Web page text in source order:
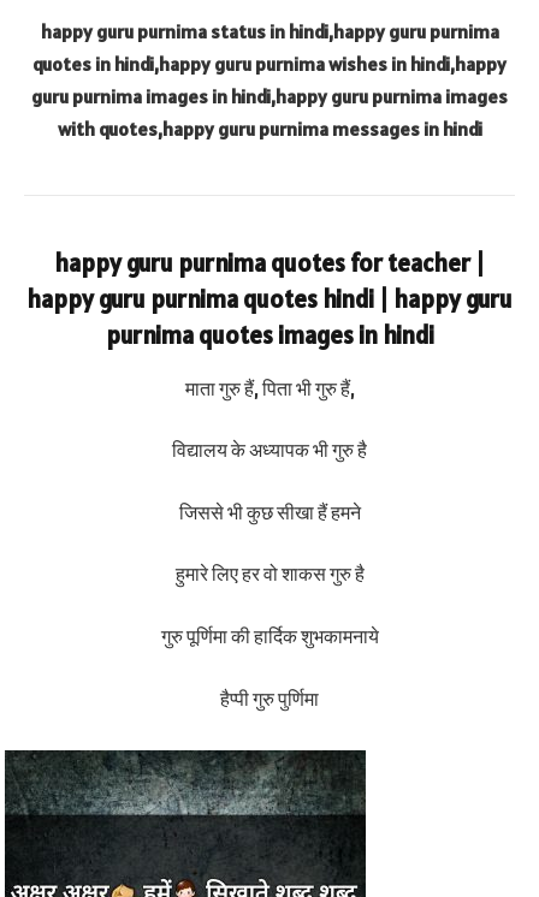
happy guru purnima status in hindi,happy guru purnima
quotes in hindi,happy guru purnima wishes in hindi,happy
guru purnima images in hindi,happy guru purnima images
with quotes,happy guru purnima messages in hindi
happy guru purnima quotes for teacher |
happy guru purnima quotes hindi | happy guru
purnima quotes images in hindi
माता गुरु हैं, पिता भी गुरु हैं,
विद्यालय के अध्यापक भी गुरु है
जिससे भी कुछ सीखा हैं हमने
हुमारे लिए हर वो शाकस गुरु है
गुरु पूर्णिमा की हार्दिक शुभकामनाये
हैप्पी गुरु पुर्णिमा